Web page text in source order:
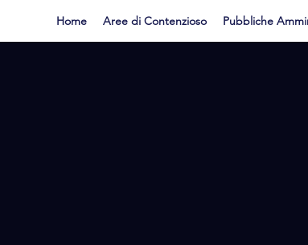
Home Aree di Contenzioso Pubbliche